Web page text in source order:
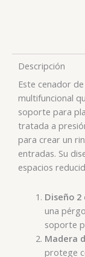
Descripción
Este cenador
multifuncional
soporte para
tratada a
para crear un
entradas. Su
espacios
Diseño 2
una
soporte
Madera
protege